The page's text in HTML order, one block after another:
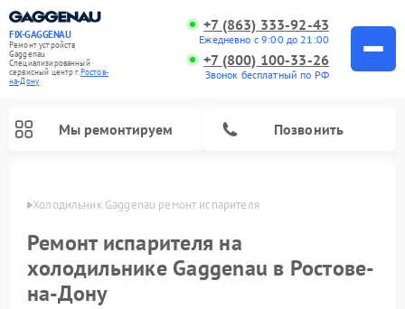
FIX-GAGGENAU
Ремонт устройств
Gaggenau
Специализированный
cервисный центр г.Ростов-
на-Дону
+7 (863) 333-92-43
Ежедневно с 9:00 до 21:00
+7 (800) 100-33-26
Звонок бесплатный по РФ
Мы ремонтируем Позвонить
Холодильник Gaggenau ремонт испарителя
Ремонт испарителя на
холодильнике Gaggenau в Ростове-
на-Дону